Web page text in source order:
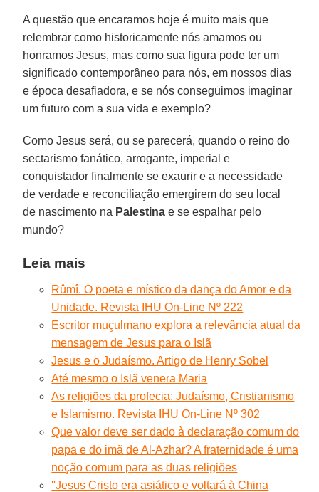
A questão que encaramos hoje é muito mais que
relembrar como historicamente nós amamos ou
honramos Jesus, mas como sua figura pode ter um
significado contemporâneo para nós, em nossos dias
e época desafiadora, e se nós conseguimos imaginar
um futuro com a sua vida e exemplo?
Como Jesus será, ou se parecerá, quando o reino do
sectarismo fanático, arrogante, imperial e
conquistador finalmente se exaurir e a necessidade
de verdade e reconciliação emergirem do seu local
de nascimento na Palestina e se espalhar pelo
mundo?
Leia mais
Rûmî. O poeta e místico da dança do Amor e da
Unidade. Revista IHU On-Line Nº 222
Escritor muçulmano explora a relevância atual da
mensagem de Jesus para o Islã
Jesus e o Judaísmo. Artigo de Henry Sobel
Até mesmo o Islã venera Maria
As religiões da profecia: Judaísmo, Cristianismo
e Islamismo. Revista IHU On-Line Nº 302
Que valor deve ser dado à declaração comum do
papa e do imã de Al-Azhar? A fraternidade é uma
noção comum para as duas religiões
''Jesus Cristo era asiático e voltará à China